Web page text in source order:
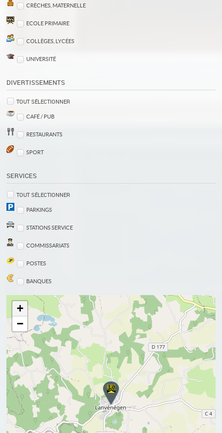
CRÈCHES, MATERNELLE
ECOLE PRIMAIRE
COLLÈGES, LYCÉES
UNIVERSITÉ
DIVERTISSEMENTS
TOUT SÉLECTIONNER
CAFÉ / PUB
RESTAURANTS
SPORT
SERVICES
TOUT SÉLECTIONNER
PARKINGS
STATIONS SERVICE
COMMISSARIATS
POSTES
BANQUES
+
−